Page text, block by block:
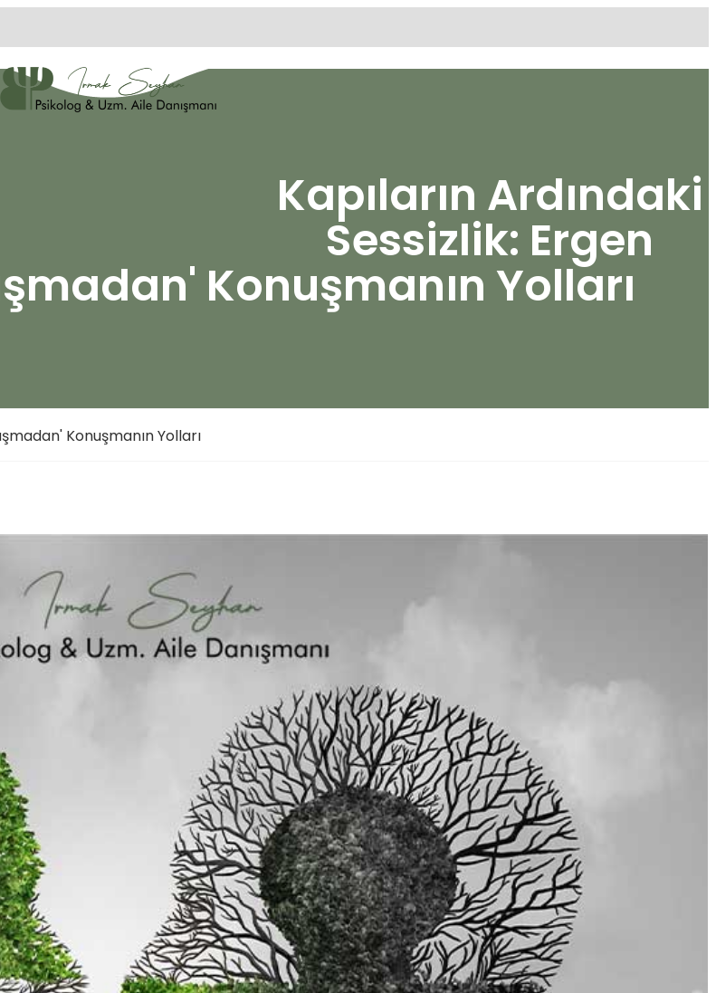
Kapıların Ardındaki
Sessizlik: Ergen
Konuşmanın Yolları
Konuşmanın Yolları